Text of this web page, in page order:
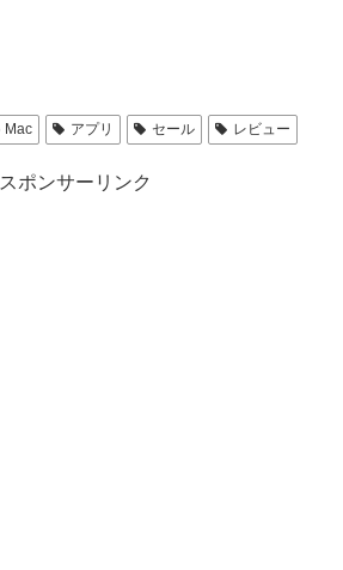
Mac アプリ セール レビュー
スポンサーリンク